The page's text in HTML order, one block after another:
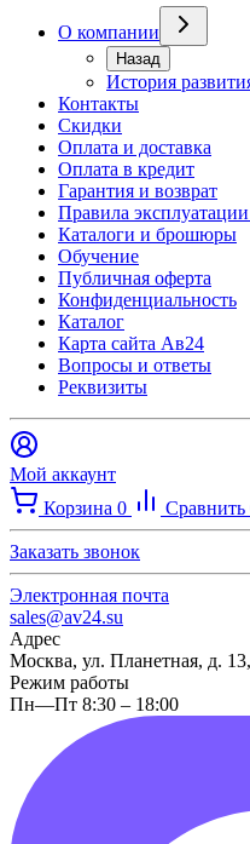
О компании
Назад
История
Контакты
Скидки
Оплата и доставка
Оплата в кредит
Гарантия и возврат
Правила
Каталоги и брошюры
Обучение
Публичная оферта
Конфиденциальность
Каталог
Карта сайта Ав24
Вопросы и ответы
Реквизиты
Мой аккаунт
Корзина 0 Сравнить
Заказать звонок
Электронная почта
sales@av24.su
Адрес
Москва, ул. Планетная, д.
Режим работы
Пн—Пт 8:30 – 18:00